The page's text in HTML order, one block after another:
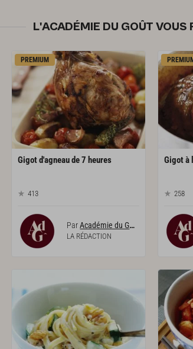
L'ACADÉMIE DU GOÛT VOUS
PREMIUM
Gigotd'agneaude7 heures
413
ParAcadémie du Goût
LA RÉDACTION
Gigotà
258